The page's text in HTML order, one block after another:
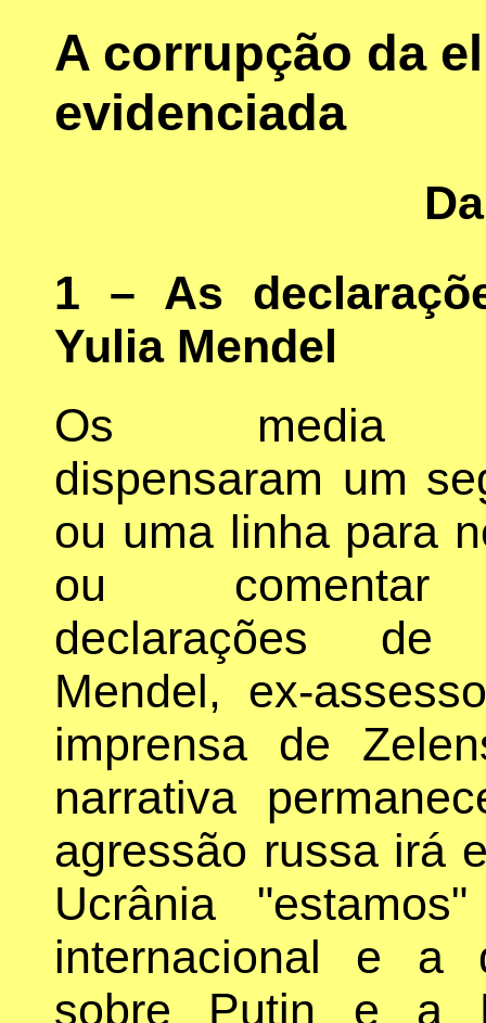
A corrupção da
evidenciada
1 – As
Yulia Mendel
Os media
dispensaram um
ou uma linha para
ou
declarações de
Mendel, ex-
imprensa de
narrativa
agressão russa irá
Ucrânia
internacional e a
sobre Putin e a